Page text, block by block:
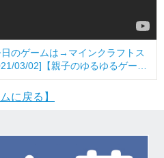
のゲームは→マインクラフトス
03/02]【親子のゆるゆるゲーム
に戻る】